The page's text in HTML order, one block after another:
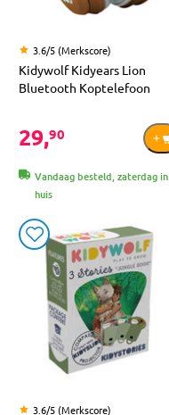
3.6/5 (Merkscore)
Kidywolf Kidyears Lion
Bluetooth Koptelefoon
29,90
Vandaag besteld, zaterdag in
huis
3.6/5 (Merkscore)